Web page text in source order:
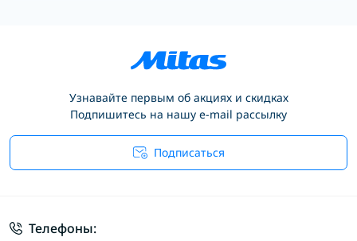
Узнавайте первым об акциях и скидках
Подпишитесь на нашу e-mail рассылку
Подписаться
Телефоны: